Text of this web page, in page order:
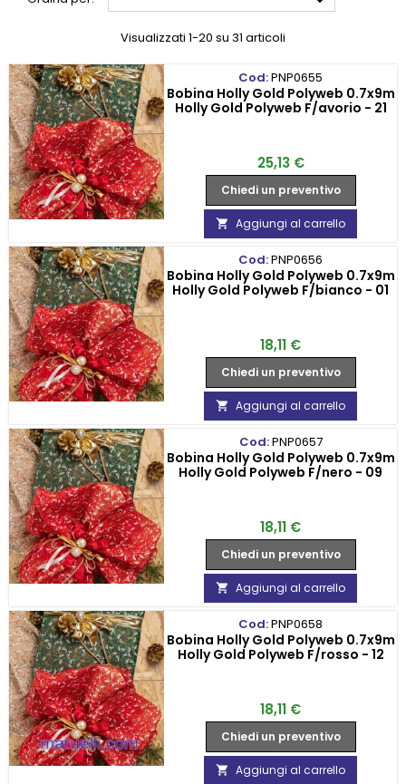
Visualizzati 1-20 su 31 articoli
Cod:PNP0655
Bobina Holly Gold Polyweb 0.7x9m
Holly Gold Polyweb F/avorio - 21
Prezzo
25,13 €
Chiedi un preventivo
 Aggiungi al carrello
Cod:PNP0656
Bobina Holly Gold Polyweb 0.7x9m
Holly Gold Polyweb F/bianco - 01
Prezzo
18,11 €
Chiedi un preventivo
 Aggiungi al carrello
Cod:PNP0657
Bobina Holly Gold Polyweb 0.7x9m
Holly Gold Polyweb F/nero - 09
Prezzo
18,11 €
Chiedi un preventivo
 Aggiungi al carrello
Cod:PNP0658
Bobina Holly Gold Polyweb 0.7x9m
Holly Gold Polyweb F/rosso - 12
Prezzo
18,11 €
Chiedi un preventivo
 Aggiungi al carrello